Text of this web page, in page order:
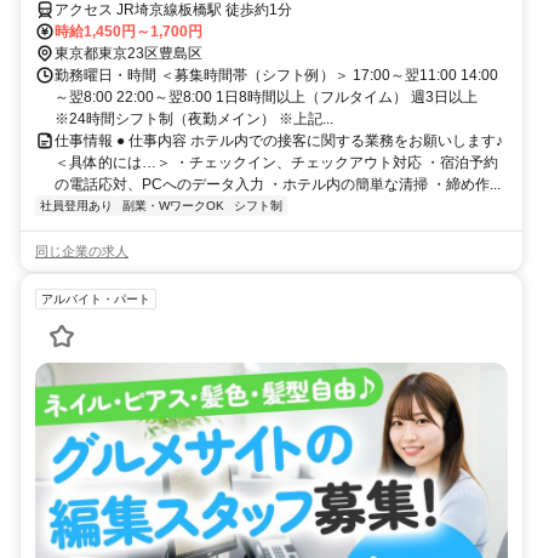
アクセス JR埼京線板橋駅 徒歩約1分
時給1,450円～1,700円
東京都東京23区豊島区
勤務曜日・時間 ＜募集時間帯（シフト例）＞ 17:00～翌11:00 14:00
～翌8:00 22:00～翌8:00 1日8時間以上（フルタイム） 週3日以上
※24時間シフト制（夜勤メイン） ※上記...
仕事情報 ● 仕事内容 ホテル内での接客に関する業務をお願いします♪
＜具体的には…＞ ・チェックイン、チェックアウト対応 ・宿泊予約
の電話応対、PCへのデータ入力 ・ホテル内の簡単な清掃 ・締め作...
社員登用あり 副業・WワークOK シフト制
同じ企業の求人
アルバイト・パート